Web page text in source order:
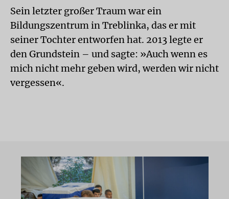
Sein letzter großer Traum war ein
Bildungszentrum in Treblinka, das er mit
seiner Tochter entworfen hat. 2013 legte er
den Grundstein – und sagte: »Auch wenn es
mich nicht mehr geben wird, werden wir nicht
vergessen«.